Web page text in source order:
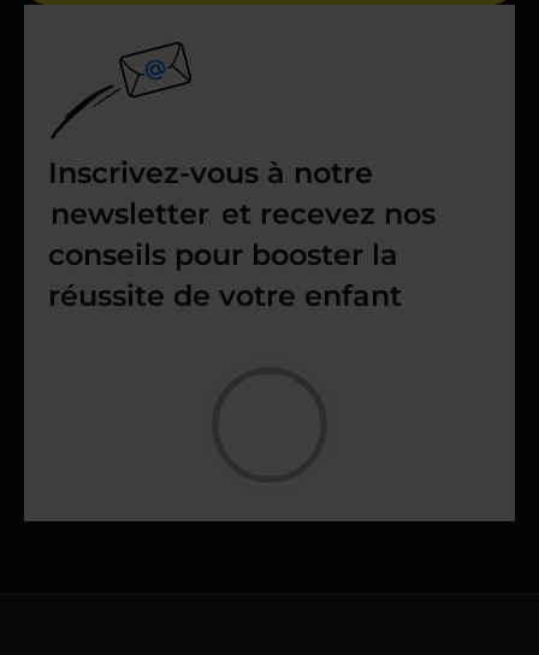
Inscrivez-vous à notre
newsletter et recevez nos
conseils pour booster la
réussite de votre enfant